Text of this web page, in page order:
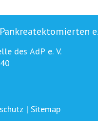
des AdP e. V.
| Sitemap